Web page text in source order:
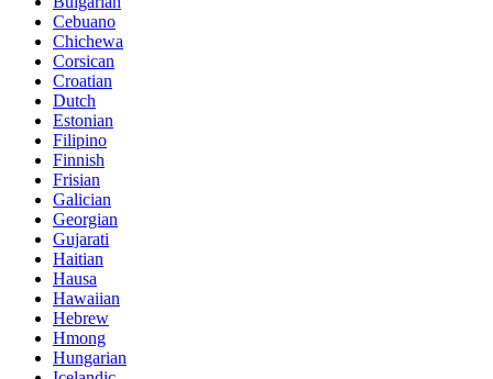
Cebuano
Chichewa
Corsican
Croatian
Dutch
Estonian
Filipino
Finnish
Frisian
Galician
Georgian
Gujarati
Haitian
Hausa
Hawaiian
Hebrew
Hmong
Hungarian